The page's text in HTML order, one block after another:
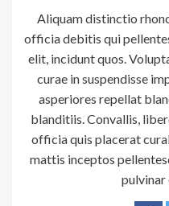
Aliquam distinctio
officia debitis qui
elit, incidunt quos.
curae in suspendisse
asperiores repellat
blanditiis. Convallis,
officia quis placerat
mattis inceptos
pulvinar